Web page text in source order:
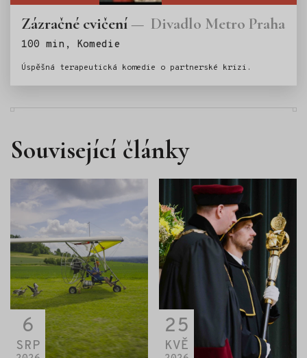
Zázračné cvičení Divadlo Metro Praha
100 min, Komedie
Úspěšná terapeutická komedie o partnerské krizi.
Související články
6
SRP
25
KVĚ